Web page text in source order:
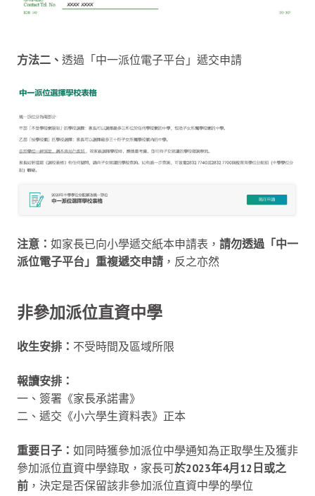
方法二、 透過「中一派位電子平台」遞交申請
注意： 如家長已向小學遞交紙本申請表， 請勿透過「中一
派位電子平台」重複遞交申請 ，反之亦然
非參加派位直資中學
收生安排： 不受時間及區域所限
報讀安排：
一、簽署《家長承諾書》
二、遞交《小六學生資料表》正本
重要日子： 如同時獲參加派位中學通知為正取學生及獲非
參加派位直資中學錄取，家長可於2023年4月12日或之
前 ，決定是否保留該非參加派位直資中學的學位